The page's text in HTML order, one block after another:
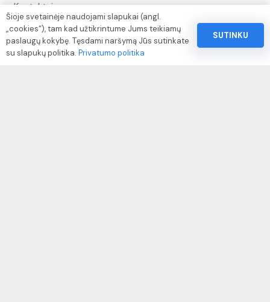
Kontaktai
Privatumo politika
Pinigų ir prekių grąžinimo politika
Šioje svetainėje naudojami slapukai (angl.
„cookies“), tam kad užtikrintume Jums teikiamų
paslaugų kokybę. Tęsdami naršymą Jūs sutinkate
su slapukų politika. Privatumo politika
SUTINKU